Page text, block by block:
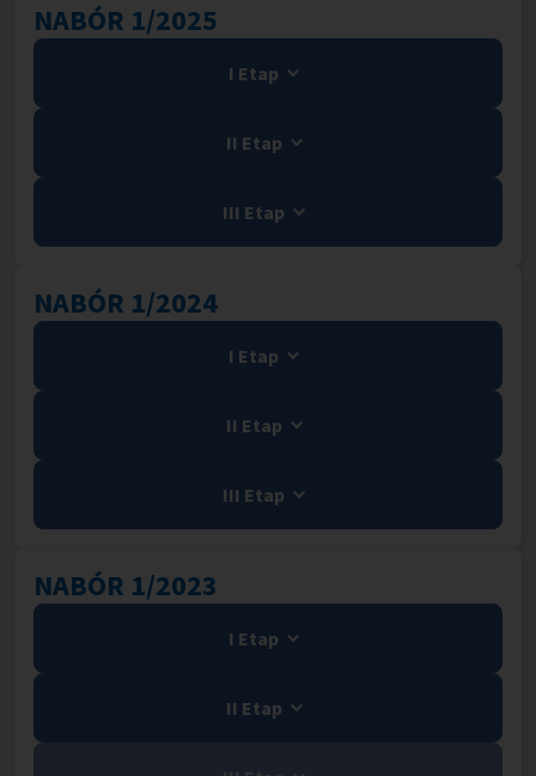
NABÓR 1/2025
I Etap
II Etap
III Etap
NABÓR 1/2024
I Etap
II Etap
III Etap
NABÓR 1/2023
I Etap
II Etap